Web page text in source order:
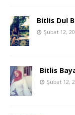
Bitlis Dul
Şubat 12,
Bitlis
Şubat 12,